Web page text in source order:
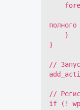
полного
}
//
//
if (!